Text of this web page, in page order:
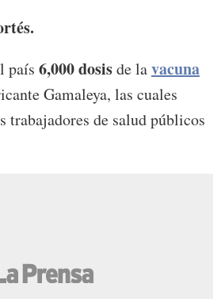
país 6,000 dosisde lavacuna
Gamaleya, las cuales
trabajadores de salud públicos